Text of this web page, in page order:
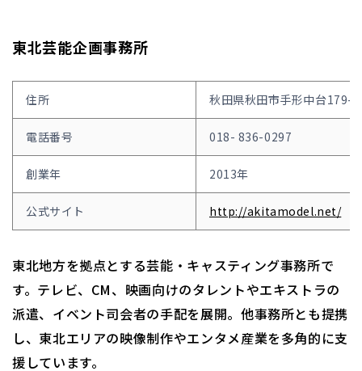
東北芸能企画事務所
住所 秋田県秋田市手形中台179-1
電話番号 018- 836-0297
創業年 2013年
公式サイト http://akitamodel.net/
東北地方を拠点とする芸能・キャスティング事務所で
す。テレビ、CM、映画向けのタレントやエキストラの
派遣、イベント司会者の手配を展開。他事務所とも提携
し、東北エリアの映像制作やエンタメ産業を多角的に支
援しています。